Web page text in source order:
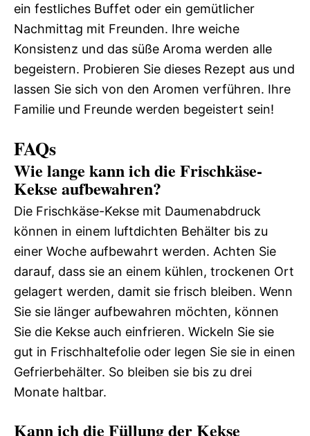
ein festliches Buffet oder ein gemütlicher
Nachmittag mit Freunden. Ihre weiche
Konsistenz und das süße Aroma werden alle
begeistern. Probieren Sie dieses Rezept aus und
lassen Sie sich von den Aromen verführen. Ihre
Familie und Freunde werden begeistert sein!
FAQs
Wie lange kann ich die Frischkäse-
Kekse aufbewahren?
Die Frischkäse-Kekse mit Daumenabdruck
können in einem luftdichten Behälter bis zu
einer Woche aufbewahrt werden. Achten Sie
darauf, dass sie an einem kühlen, trockenen Ort
gelagert werden, damit sie frisch bleiben. Wenn
Sie sie länger aufbewahren möchten, können
Sie die Kekse auch einfrieren. Wickeln Sie sie
gut in Frischhaltefolie oder legen Sie sie in einen
Gefrierbehälter. So bleiben sie bis zu drei
Monate haltbar.
Kann ich die Füllung der Kekse